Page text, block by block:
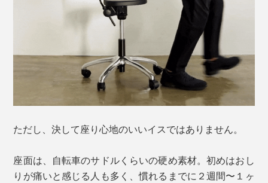
ただし、決して座り心地のいいイスではありません。
座面は、自転車のサドルくらいの硬め素材。初めはおし
りが痛いと感じる人も多く、慣れるまでに２週間〜１ヶ